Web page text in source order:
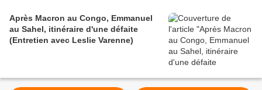
Après Macron au Congo, Emmanuel
au Sahel, itinéraire d'une défaite
(Entretien avec Leslie Varenne)